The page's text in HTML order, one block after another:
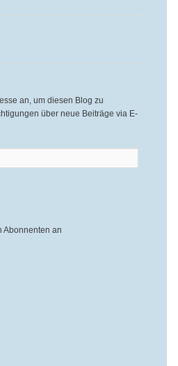
an, um diesen Blog zu
über neue Beiträge via E-
Abonnenten an